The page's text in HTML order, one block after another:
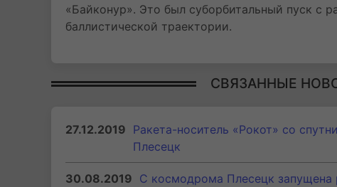
«Байконур». Это был суборбитальный пуск с
баллистической траектории.
СВЯЗАННЫЕ
27.12.2019 Ракета-носитель «Рокот» со
Плесецк
30.08.2019 С космодрома Плесецк запущена